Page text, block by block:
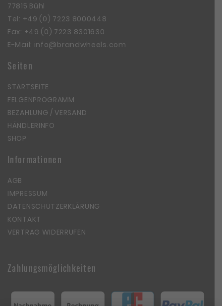
77815 Bühl
Tel: +49 (0) 7223 8000448
Fax: +49 (0) 7223 8301630
E-Mail: info@brandwheels.com
Seiten
STARTSEITE
FELGENPROGRAMM
BEZAHLUNG / VERSAND
HÄNDLERINFO
SHOP
Informationen
AGB
IMPRESSUM
DATENSCHUTZERKLÄRUNG
KONTAKT
VERTRAG WIDERRUFEN
Zahlungsmöglichkeiten